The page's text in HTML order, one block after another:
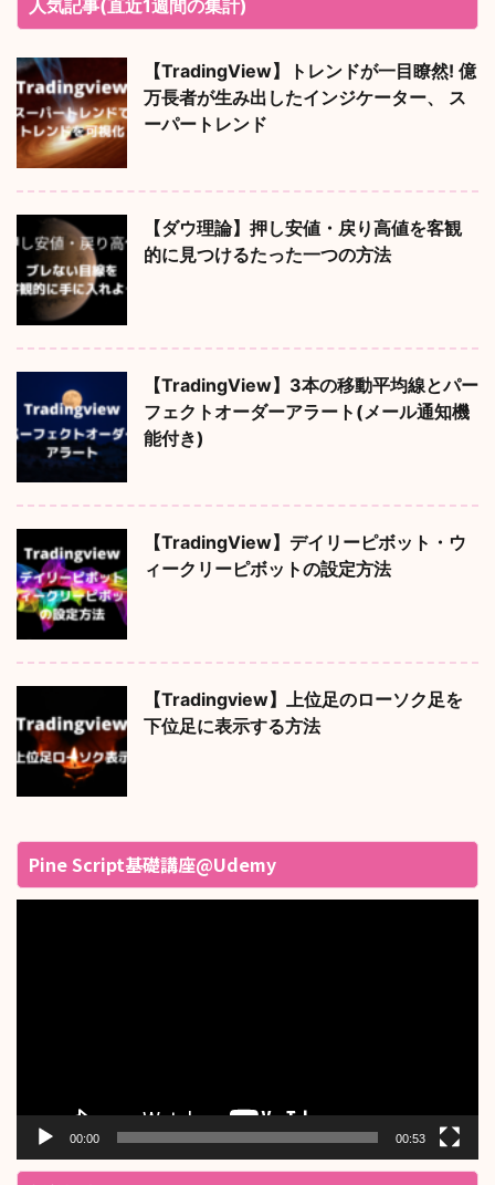
人気記事(直近1週間の集計)
【TradingView】トレンドが一目瞭然! 億
万長者が生み出したインジケーター、 ス
ーパートレンド
【ダウ理論】押し安値・戻り高値を客観
的に見つけるたった一つの方法
【TradingView】3本の移動平均線とパー
フェクトオーダーアラート(メール通知機
能付き)
【TradingView】デイリーピボット・ウ
ィークリーピボットの設定方法
【Tradingview】上位足のローソク足を
下位足に表示する方法
Pine Script基礎講座@Udemy
00:00 00:53